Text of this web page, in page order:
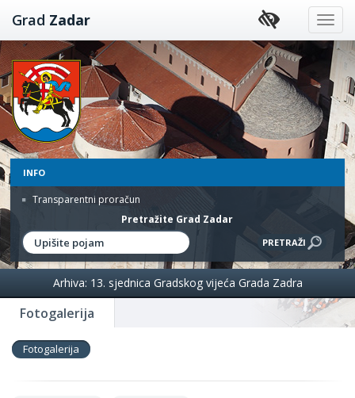
Preskoči
na
sadržaj
Grad Zadar
INFO
Transparentni proračun
Pretražite Grad Zadar
Fotogalerija
Arhiva: 13. sjednica Gradskog vijeća Grada Zadra
Fotogalerija